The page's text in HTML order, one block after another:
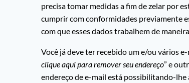
precisa tomar medidas a fim de zelar por
cumprir com conformidades previamente
com que esses dados trabalhem de
Você já deve ter recebido um e/ou vários
clique aqui para remover seu endereço” e
endereço de e-mail está possibilitando-lhe